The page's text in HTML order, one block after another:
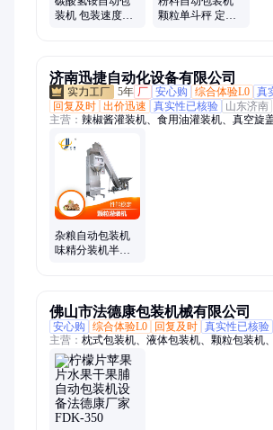
装机 包装速度可
颗粒单斗秤 定量
济南迅捷自动化设备有限公司
5年 厂 安心购 综合体验L0 真
回复及时 出价迅速 真实性已核验
山东济南
主营： 辣椒酱灌装机、食用油灌装机、真空旋
装机、液体灌装机、食用油灌装线、酱料灌装线
杂粮自动包装机
味精分装机半自
佛山市法德康包装机械有限公司
安心购
综合体验L0 回复及时 真实性已核验
主营： 枕式包装机、液体包装机、颗粒包装机
料包装机、食品包装机、五金包装机、称重包
机、组合秤包装机、螺丝包装机、点数包装机
多头称包装机、上走膜枕式包装机、下走膜枕
枕式包装机、给袋式包装机、异型袋包装机、
包装机